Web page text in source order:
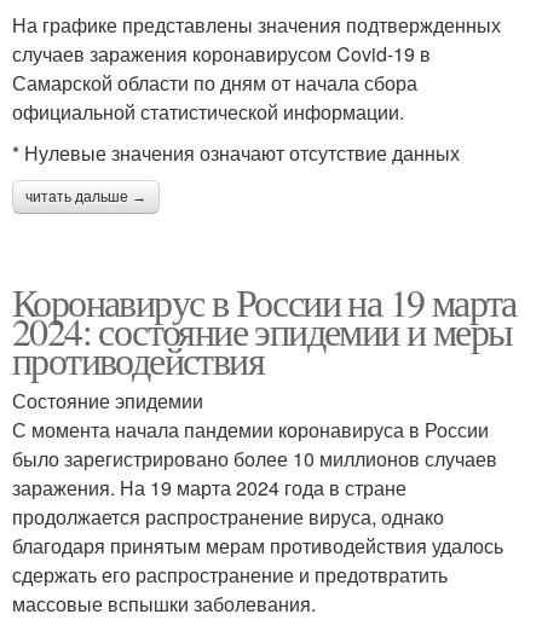
На графике представлены значения подтвержденных
случаев заражения коронавирусом Covid-19 в
Самарской области по дням от начала сбора
официальной статистической информации.
* Нулевые значения означают отсутствие данных
читать дальше →
Коронавирус в России на 19 марта
2024: состояние эпидемии и меры
противодействия
Состояние эпидемии
С момента начала пандемии коронавируса в России
было зарегистрировано более 10 миллионов случаев
заражения. На 19 марта 2024 года в стране
продолжается распространение вируса, однако
благодаря принятым мерам противодействия удалось
сдержать его распространение и предотвратить
массовые вспышки заболевания.